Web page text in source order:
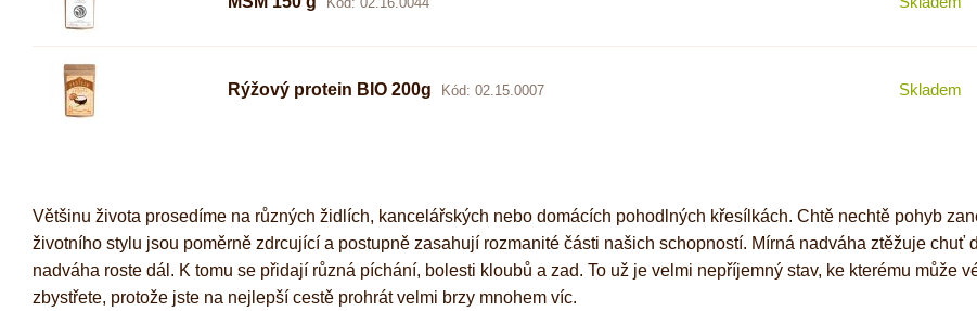
Rýžový protein BIO 200g Kód: 02.15.0007 Skladem
Většinu života prosedíme na různých židlích, kancelářských nebo domácích pohodlných křesílkách. Chtě nechtě pohyb
životního stylu jsou poměrně zdrcující a postupně zasahují rozmanité části našich schopností. Mírná nadváha ztěžuje chuť
nadváha roste dál. K tomu se přidají různá píchání, bolesti kloubů a zad. To už je velmi nepříjemný stav, ke kterému může
zbystřete, protože jste na nejlepší cestě prohrát velmi brzy mnohem víc.